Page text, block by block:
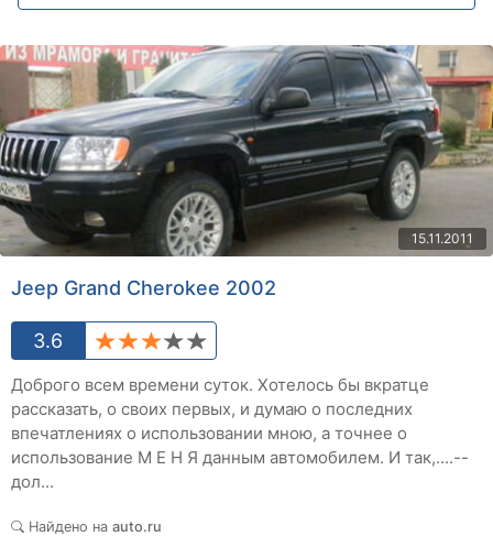
15.11.2011
Jeep Grand Cherokee 2002
3.6
Доброго всем времени суток. Хотелось бы вкратце
рассказать, о своих первых, и думаю о последних
впечатлениях о использовании мною, а точнее о
использование М Е Н Я данным автомобилем. И так,....--
дол...
Найдено на auto.ru